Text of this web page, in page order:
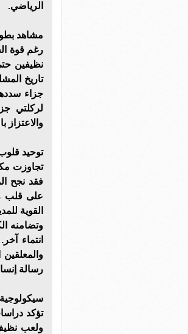
الرياضي.
مشاهد
رغم قوة
تاريخ
جزاء
لركلتي
والاعتزاز
توحيد
تجاوزت
فقد نجح
على قلب
القوية
وتضامنه
انتماء
رسالة
تؤكد
ولعب